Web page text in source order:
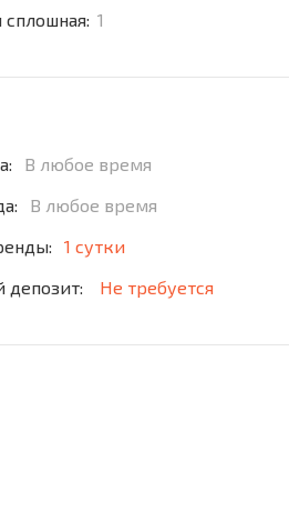
сплошная: 1
В любое время
В любое время
1 сутки
депозит:
Не требуется